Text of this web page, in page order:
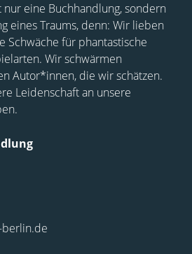
eine Buchhandlung, sondern
eines Traums, denn: Wir lieben
Schwäche für phantastische
Wir schwärmen
Autor*innen, die wir schätzen.
Leidenschaft an unsere
berlin.de